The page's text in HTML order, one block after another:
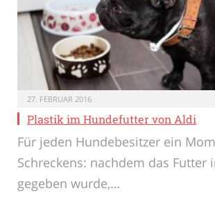
27. FEBRUAR 2016
Plastik im Hundefutter von Aldi
Für jeden Hundebesitzer ein
Schreckens: nachdem das Futter
gegeben wurde,…